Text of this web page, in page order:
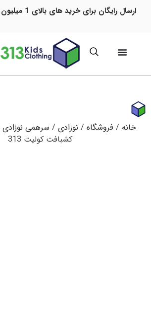
ارسال رایگان برای خرید های بالای 1 میلیون و 500 هزار تومان
خانه /فروشگاه / نوزادی / سرهمی نوزادی
کشبافت کولیت 313